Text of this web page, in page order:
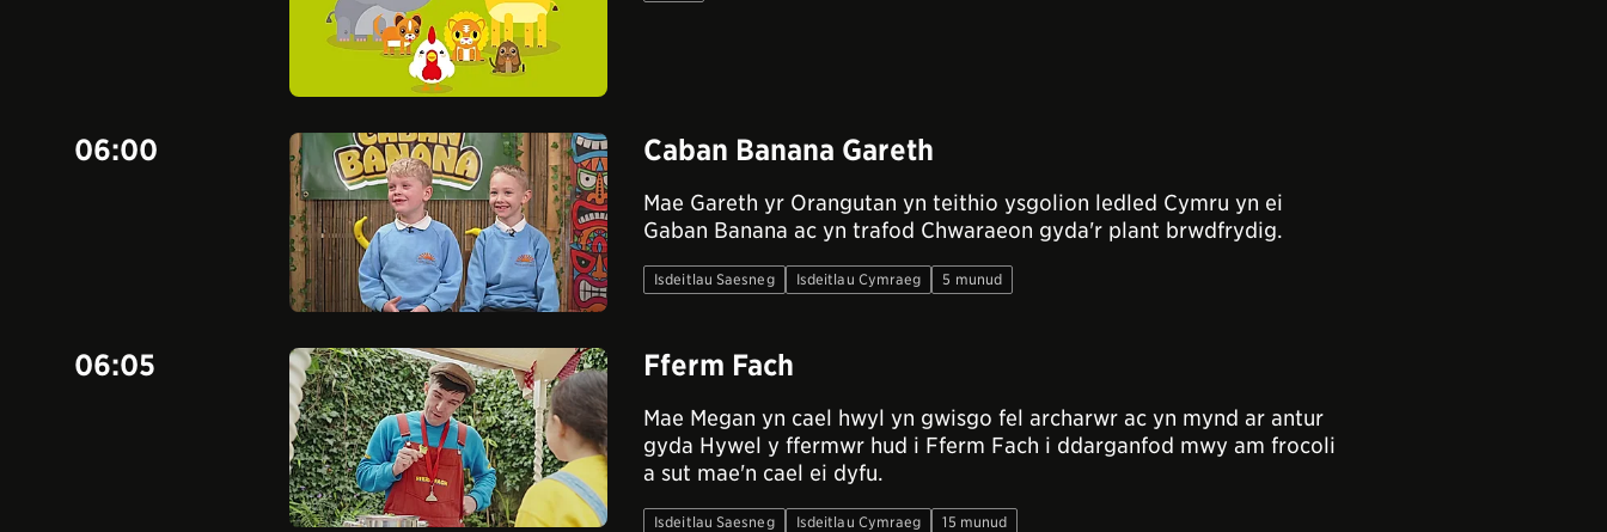
06:00 Caban Banana Gareth
Mae Gareth yr Orangutan yn teithio ysgolion ledled Cymru yn ei
Gaban Banana ac yn trafod Chwaraeon gyda'r plant brwdfrydig.
Isdeitlau Saesneg Isdeitlau Cymraeg 5 munud
06:05 Fferm Fach
Mae Megan yn cael hwyl yn gwisgo fel archarwr ac yn mynd ar antur
gyda Hywel y ffermwr hud i Fferm Fach i ddarganfod mwy am frocoli
a sut mae'n cael ei dyfu.
Isdeitlau Saesneg Isdeitlau Cymraeg 15 munud